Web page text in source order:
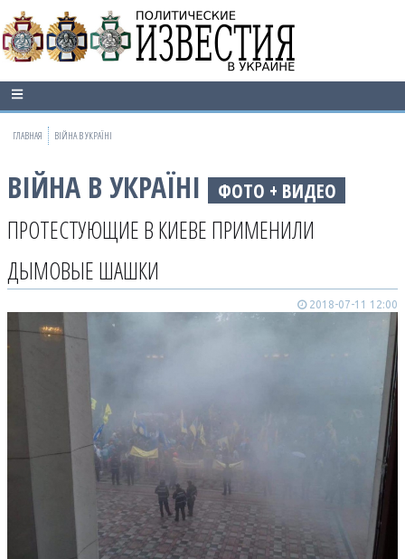
ГЛАВНАЯ ВІЙНА В УКРАЇНІ
ВІЙНА В УКРАЇНІ ФОТО + ВИДЕО
ПРОТЕСТУЮЩИЕ В КИЕВЕ ПРИМЕНИЛИ
ДЫМОВЫЕ ШАШКИ
2018-07-11 12:00